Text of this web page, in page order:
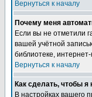
Вернуться к началу
Почему меня
Если вы не отметили
вашей учётной
библиотеке,
Вернуться к началу
Как сделать, чтобы
В настройках вашего